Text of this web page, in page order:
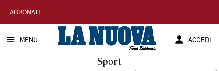
La
Nuova
Sardegna
ABBONATI
MENU ACCEDI
Sport